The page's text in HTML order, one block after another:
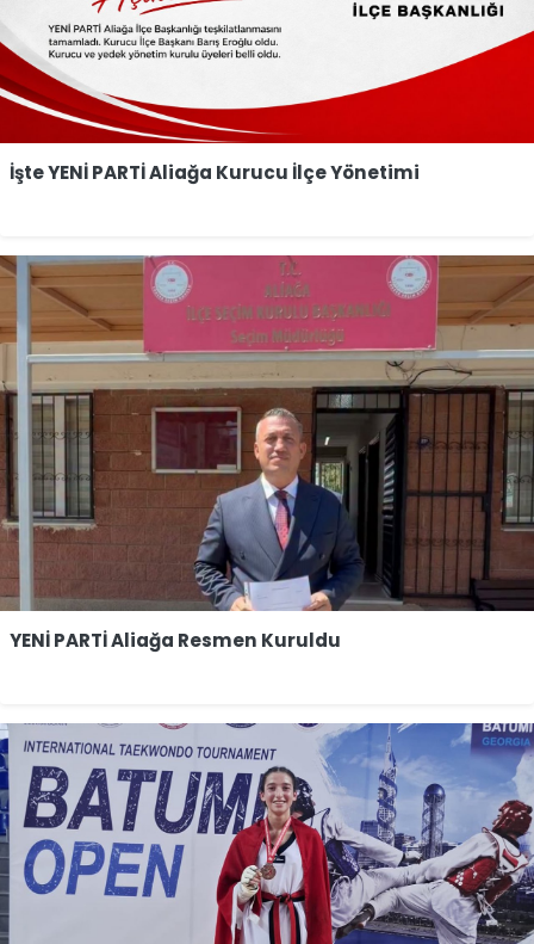
İşte YENİ PARTİ Aliağa Kurucu İlçe Yönetimi
YENİ PARTİ Aliağa Resmen Kuruldu